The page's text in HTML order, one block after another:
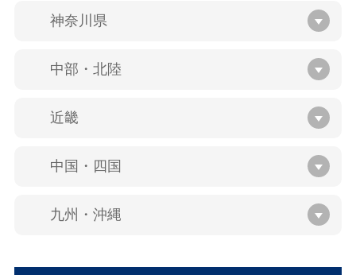
神奈川県
中部・北陸
近畿
中国・四国
九州・沖縄